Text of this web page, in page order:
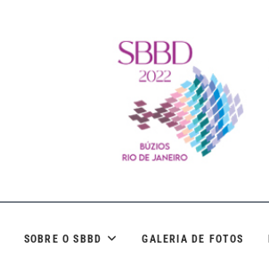
SOBRE O SBBD GALERIA DE FOTOS